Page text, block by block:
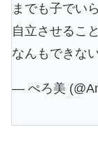
までも子でい
自立させるこ
なんもできな
— ぺろ美